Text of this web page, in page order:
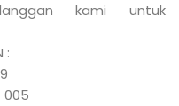
kami untuk
:
005